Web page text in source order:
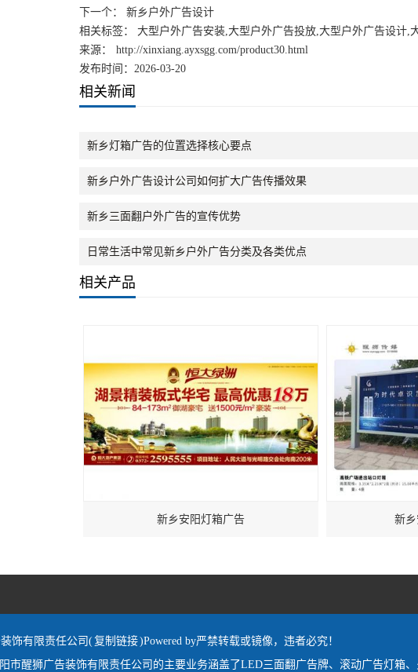
下一个：
新乡户外广告设计
相关标签： 大型户外广告安装,大型户外广告投放,大型户外广告设计,
来源：
http://xinxiang.ayxsgg.com/product30.html
发布时间：2026-03-20
相关新闻
新乡灯箱广告的位置选择核心要点
新乡户外广告设计公司如何扩大广告传播效果
新乡三面翻户外广告的宣传优势
日常生活中常见新乡户外广告分类及各类优点
相关产品
新乡安阳灯箱广告 新
饰有限责任公司(复制链接)Powered by严禁转载或镜像，违者必究！
市醒狮广告装饰有限责任公司的主要业务涵盖了LED三面翻广告牌、滚动广告灯箱